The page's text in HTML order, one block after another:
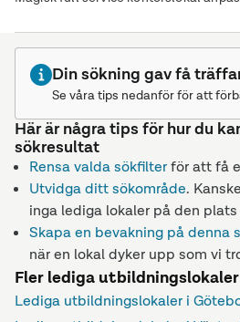
Din sökning gav få
Se våra tips nedanför för att
Här är några tips för hur du
sökresultat
Rensa valda sökfilterför att få
Utvidga ditt sökområde.
inga lediga lokaler på den
Skapa en bevakning på denna
när en lokal dyker upp som vi
Fler lediga utbildningslokaler
Lediga utbildningslokaler i